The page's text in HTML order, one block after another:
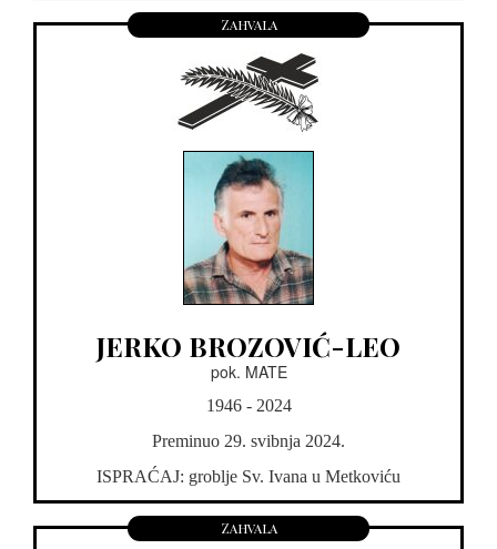
Zahvala
JERKO BROZOVIĆ-LEO
pok. MATE
1946 - 2024
Preminuo 29. svibnja 2024.
ISPRAĆAJ: groblje Sv. Ivana u Metkoviću
Zahvala